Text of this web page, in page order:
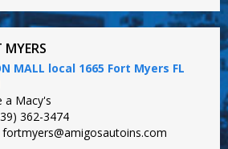
MYERS
MALL local 1665 Fort Myers FL
a Macy's
362-3474
fortmyers@amigosautoins.com